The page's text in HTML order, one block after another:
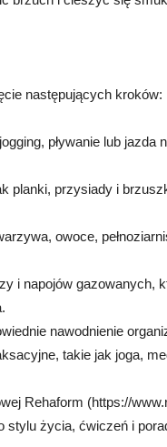
następujących kroków:
pływanie lub jazda
planki, przysiady i
owoce,
i napojów gazowanych,
nawodnienie
takie jak joga,
Rehaform (https://
stylu życia, ćwiczeń i